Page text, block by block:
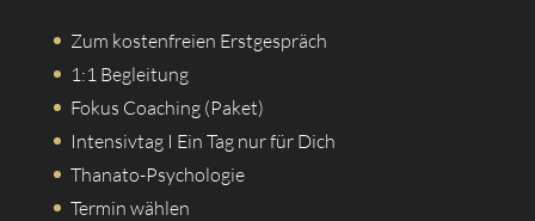
Zum kostenfreien Erstgespräch
1:1 Begleitung
Fokus Coaching (Paket)
Intensivtag I Ein Tag nur für Dich
Thanato-Psychologie
Termin wählen